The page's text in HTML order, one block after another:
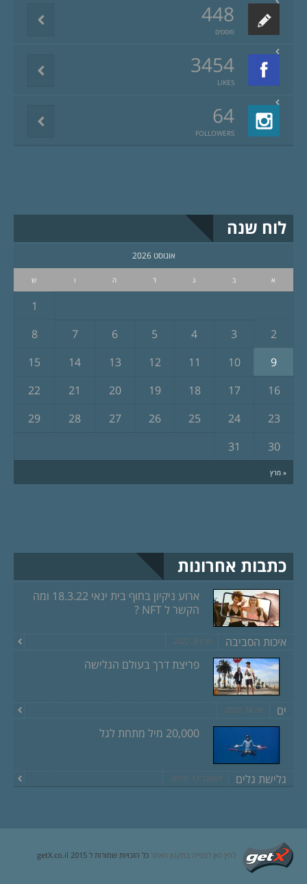
448
פוסטים
3454
LIKES
64
FOLLOWERS
לוח שנה
אוגוסט 2026
א ב ג ד ה ו ש
« מרץ
1
2
3
4
5
6
7
8
9
10
11
12
13
14
15
16
17
18
19
20
21
22
23
24
25
26
27
28
29
30
31
כתבות אחרונות
ארוע ניקיון בחוף בית ינאי 18.3.22 ומה
הקשר ל NFT ?
איכות הסביבה מרץ 8, 2022
פריצת דרך בעולם הגלישה
ים יוני 18, 2020
20,000 מיל מתחת לגל
גלישת גלים דצמבר 13, 2019
לחץ כאן לצפייה בתקנון האתר כל הזכויות שמורות ל getX.co.il 2015